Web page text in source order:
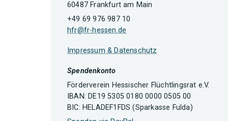
60487 Frankfurt am Main
+49 69 976 987 10
hfr@fr-hessen.de
Impressum & Datenschutz
Spendenkonto
Förderverein Hessischer Flüchtlingsrat e.V.
IBAN: DE19 5305 0180 0000 0505 00
BIC: HELADEF1FDS (Sparkasse Fulda)